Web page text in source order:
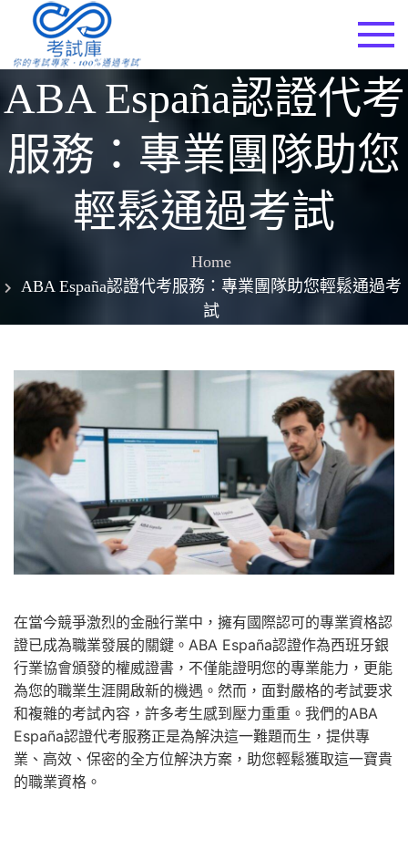
content
ABA España認證代考
服務：專業團隊助您
輕鬆通過考試
Home
ABA España認證代考服務：專業團隊助您輕鬆通過考
試
在當今競爭激烈的金融行業中，擁有國際認可的專業資格認
證已成為職業發展的關鍵。ABA España認證作為西班牙銀
行業協會頒發的權威證書，不僅能證明您的專業能力，更能
為您的職業生涯開啟新的機遇。然而，面對嚴格的考試要求
和複雜的考試內容，許多考生感到壓力重重。我們的ABA
España認證代考服務正是為解決這一難題而生，提供專
業、高效、保密的全方位解決方案，助您輕鬆獲取這一寶貴
的職業資格。